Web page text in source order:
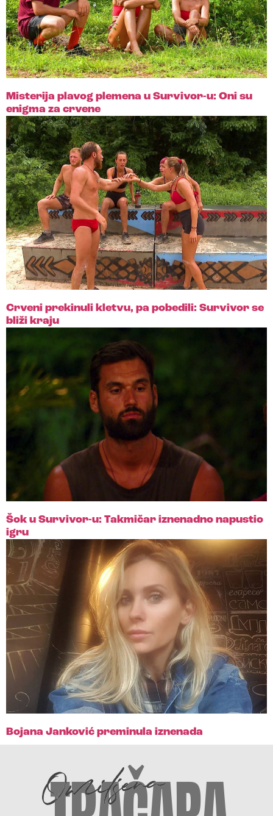
Misterija plavog plemena u Survivor-u: Oni su
enigma za crvene
Crveni prekinuli kletvu, pa pobedili: Survivor se
bliži kraju
Šok u Survivor-u: Takmičar iznenadno napustio
igru
Bojana Janković preminula iznenada